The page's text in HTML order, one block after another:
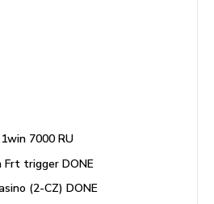
7000 RU
Frt trigger DONE
(2-CZ) DONE